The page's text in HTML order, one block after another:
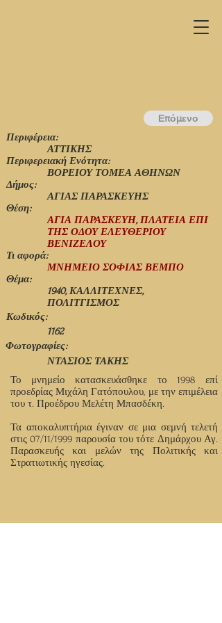
Περιφέρεια:
Το μνημείο κατασκευάσθηκε το 1998 επί
προεδρίας Μιχάλη Γατόπουλου, με την επιμέλεια
του τ. Προέδρου Μελέτη Μπασδέκη.
Τα αποκαλυπτήρια έγιναν σε μια σεμνή τελετή
στις 07/11/1999 παρουσία του τότε Δημάρχου Αγ.
Παρασκευής και μελών της Πολιτικής και
Στρατιωτικής ηγεσίας.
ΒΟΡΕΙΟΥ ΤΟΜΕΑ ΑΘΗΝΩΝ
ΑΤΤΙΚΗΣ
Περιφερειακή Ενότητα:
ΑΓΙΑΣ ΠΑΡΑΣΚΕΥΗΣ
Δήμος:
Θέση:
ΑΓΙΑ ΠΑΡΑΣΚΕΥΗ, ΠΛΑΤΕΙΑ ΕΠΙ
ΤΗΣ ΟΔΟΥ ΕΛΕΥΘΕΡΙΟΥ
ΒΕΝΙΖΕΛΟΥ
Τι αφορά:
ΜΝΗΜΕΙΟ ΣΟΦΙΑΣ ΒΕΜΠΟ
Θέμα:
1940, ΚΑΛΛΙΤΕΧΝΕΣ,
ΠΟΛΙΤΓΙΣΜΟΣ
Φωτογραφίες:
ΝΤΑΣΙΟΣ ΤΑΚΗΣ
Κωδικός:
1162
Επόμενο